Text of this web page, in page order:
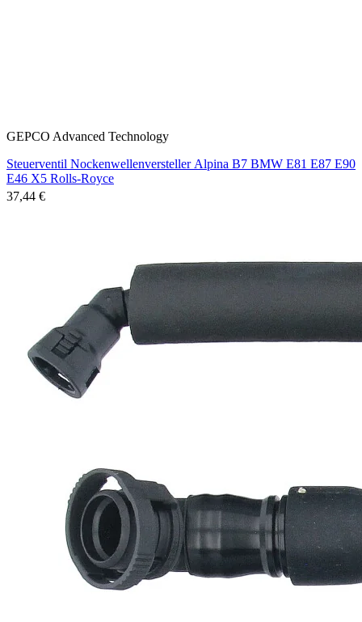
GEPCO Advanced Technology
Steuerventil Nockenwellenversteller Alpina B7 BMW E81 E87 E90
E46 X5 Rolls-Royce
37,44 €